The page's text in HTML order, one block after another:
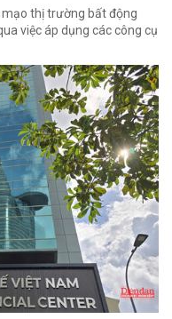
mạo thị trường bất động
việc áp dụng các công cụ